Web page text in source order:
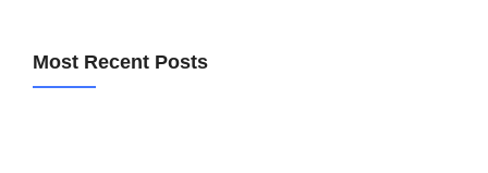
Most Recent Posts